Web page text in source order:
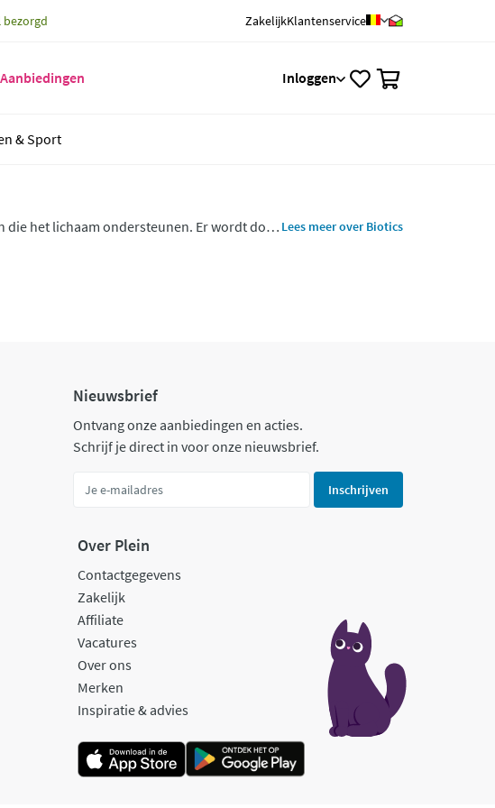
bezorgd ZakelijkKlantenservice
Aanbiedingen Inloggen
& Sport
die het lichaam ondersteunen. Er wordt door Lees meer over Biotics
Nieuwsbrief
Ontvang onze aanbiedingen en acties.
Schrijf je direct in voor onze nieuwsbrief.
Inschrijven
Over Plein
Contactgegevens
Zakelijk
Affiliate
Vacatures
Over ons
Merken
Inspiratie & advies